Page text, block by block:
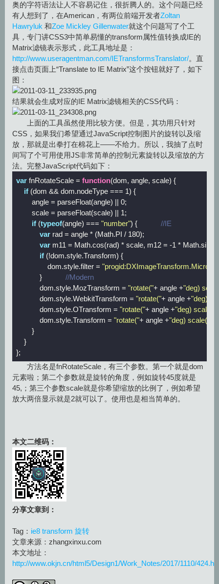
奥的字符语法让人不容易记住，很折腾人的。这个问题已经
有人想到了，在American，有两位前端开发者Zoltan
Hawryluk 和Zoe Mickley Gillenwater就这个问题写了个工
具，专门讲CSS3中简单易懂的transform属性值转换成IE的
Matrix滤镜表示形式，此工具地址是：
http://www.useragentman.com/IETransformsTranslator/。直
接点击页面上“Translate to IE Matrix”这个按钮就好了，如下
图：
结果就会生成对应的IE Matrix滤镜相关的CSS代码：
上面的工具虽然使用比较方便。但是，其功用只针对
CSS，如果我们希望通过JavaScript控制图片的旋转以及缩
放，那就是出拳打在棉花上——不给力。所以，我抽了点时
间写了个可用使用JS非常简单的控制元素旋转以及缩放的方
法。完整JavaScript代码如下：
var fnRotateScale = function(dom, angle, scale) {
if (dom && dom.nodeType === 1) {
angle = parseFloat(angle) || 0;
scale = parseFloat(scale) || 1;
if (typeof(angle) === "number") { //IE
var rad = angle * (Math.PI / 180);
var m11 = Math.cos(rad) * scale, m12 = -1 * Math
if (!dom.style.Transform) {
dom.style.filter =
} //Modern
dom.style.MozTransform = "rotate("+ angle +"deg)
dom.style.WebkitTransform = "rotate("+ angle +"deg)
dom.style.OTransform = "rotate("+ angle +"deg) scale("
dom.style.Transform = "rotate("+ angle +"deg) scale("
}
}
};
方法名是fnRotateScale ，有三个参数。第一个就是dom
元素啦；第二个参数就是旋转的角度，例如旋转45度就是
45,；第三个参数scale就是你希望缩放的比例了，例如希望
放大两倍显示就是2就可以了。使用也是相当简单的。
本文二维码：
分享文章到：
Tag： ie8 transform 旋转
文章来源：zhangxinxu.com
本文地址：
http://www.okjn.cn/html5/Design1/Work_Notes/2017/1110/